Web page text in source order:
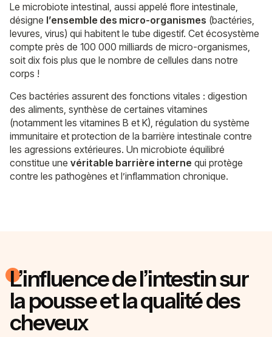
Le microbiote intestinal, aussi appelé flore intestinale,
désigne l’ensemble des micro-organismes (bactéries,
levures, virus) qui habitent le tube digestif. Cet écosystème
compte près de 100 000 milliards de micro-organismes,
soit dix fois plus que le nombre de cellules dans notre
corps !
Ces bactéries assurent des fonctions vitales : digestion
des aliments, synthèse de certaines vitamines
(notamment les vitamines B et K), régulation du système
immunitaire et protection de la barrière intestinale contre
les agressions extérieures. Un microbiote équilibré
constitue une véritable barrière interne qui protège
contre les pathogènes et l’inflammation chronique.
L’influence de l’intestin sur
la pousse et la qualité des
cheveux